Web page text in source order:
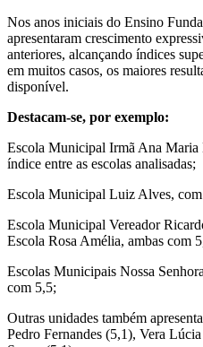
Nos anos iniciais do Ensino
apresentaram crescimento
anteriores, alcançando índices
em muitos casos, os maiores
disponível.
Destacam-se, por exemplo:
Escola Municipal Irmã Ana
índice entre as escolas analisadas;
Escola Municipal Luiz Alves,
Escola Municipal Vereador
Escola Rosa Amélia, ambas com
Escolas Municipais Nossa
com 5,5;
Outras unidades também
Pedro Fernandes (5,1), Vera